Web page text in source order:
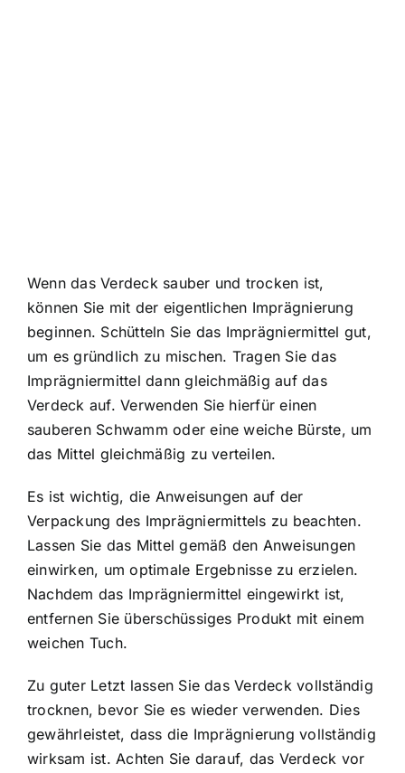
Wenn das Verdeck sauber und trocken ist,
können Sie mit der eigentlichen Imprägnierung
beginnen. Schütteln Sie das Imprägniermittel gut,
um es gründlich zu mischen. Tragen Sie das
Imprägniermittel dann gleichmäßig auf das
Verdeck auf. Verwenden Sie hierfür einen
sauberen Schwamm oder eine weiche Bürste, um
das Mittel gleichmäßig zu verteilen.
Es ist wichtig, die Anweisungen auf der
Verpackung des Imprägniermittels zu beachten.
Lassen Sie das Mittel gemäß den Anweisungen
einwirken, um optimale Ergebnisse zu erzielen.
Nachdem das Imprägniermittel eingewirkt ist,
entfernen Sie überschüssiges Produkt mit einem
weichen Tuch.
Zu guter Letzt lassen Sie das Verdeck vollständig
trocknen, bevor Sie es wieder verwenden. Dies
gewährleistet, dass die Imprägnierung vollständig
wirksam ist. Achten Sie darauf, das Verdeck vor